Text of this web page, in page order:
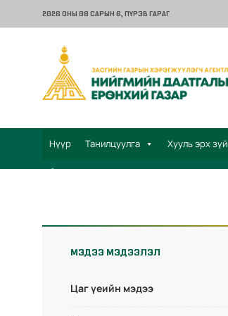
2026 ОНЫ 08 САРЫН 6, ПҮРЭВ ГАРАГ
Нүүр Танилцуулга Хууль эрх зүй
Санал хүсэлт
МЭДЭЭ МЭДЭЭЛЭЛ
Цаг үеийн мэдээ